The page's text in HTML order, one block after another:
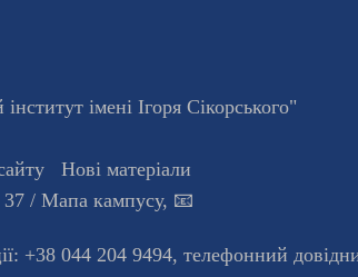
імені Ігоря Сікорського"
Нові матеріали
37 / Мапа кампусу, 📧
+38 044 204 9494, телефонний